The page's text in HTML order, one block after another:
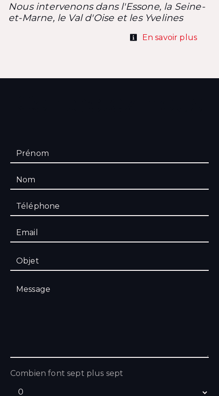
Nous intervenons dans l'Essone, la Seine-
et-Marne, le Val d'Oise et les Yvelines
En savoir plus
Combien font sept plus sept